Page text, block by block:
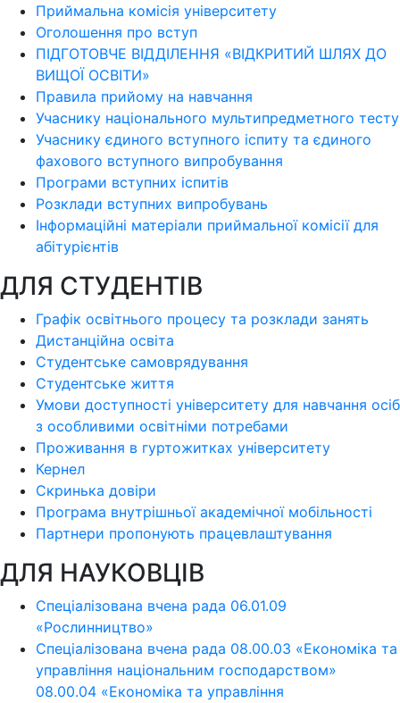
Приймальна комісія університету
Оголошення про вступ
ПІДГОТОВЧЕ ВІДДІЛЕННЯ «ВІДКРИТИЙ ШЛЯХ ДО
ВИЩОЇ ОСВІТИ»
Правила прийому на навчання
Учаснику національного мультипредметного тесту
Учаснику єдиного вступного іспиту та єдиного
фахового вступного випробування
Програми вступних іспитів
Розклади вступних випробувань
Інформаційні матеріали приймальної комісії для
абітурієнтів
ДЛЯ СТУДЕНТІВ
Графік освітнього процесу та розклади занять
Дистанційна освіта
Студентське самоврядування
Студентське життя
Умови доступності університету для навчання осіб
з особливими освітніми потребами
Проживання в гуртожитках університету
Кернел
Скринька довіри
Програма внутрішньої академічної мобільності
Партнери пропонують працевлаштування
ДЛЯ НАУКОВЦІВ
Спеціалізована вчена рада 06.01.09
«Рослинництво»
Спеціалізована вчена рада 08.00.03 «Економіка та
управління національним господарством»
08.00.04 «Економіка та управління